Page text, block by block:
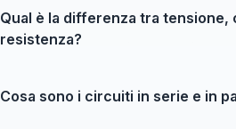
corrente elettrica, composto da vari
batterie, resistori, interruttori e
Qual è la differenza tra tensione,
resistenza?
corrente è il flusso di elettroni
resistenza è l'ostacolo al flusso di
Cosa sono i circuiti in serie e in